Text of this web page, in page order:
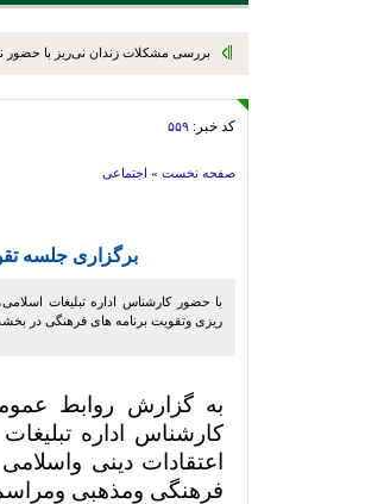
بررسی مشکلات زندان نی‌ریز با حضور
کد خبر: ۵۵۹
صفحه نخست » اجتماعی
برگزاری جلسه
با حضور کارشناس اداره تبلیغات
ریزی وتقویت برنامه های فرهنگی در
به گزارش روابط
کارشناس اداره
اعتقادات دینی
فرهنگی ومذهبی ومراسم